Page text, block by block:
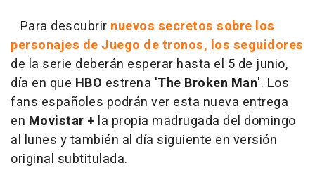
Para descubrir nuevos secretos sobre los
personajes de Juego de tronos, los seguidores
de la serie deberán esperar hasta el 5 de junio,
día en que HBO estrena 'The Broken Man'. Los
fans españoles podrán ver esta nueva entrega
en Movistar + la propia madrugada del domingo
al lunes y también al día siguiente en versión
original subtitulada.